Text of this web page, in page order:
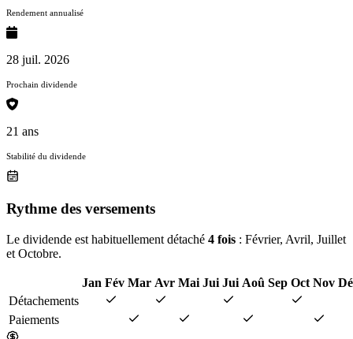
Rendement annualisé
28 juil. 2026
Prochain dividende
21 ans
Stabilité du dividende
Rythme des versements
Le dividende est habituellement détaché 4 fois : Février, Avril, Juillet
et Octobre.
Jan Fév Mar Avr Mai Jui Jui Aoû Sep Oct Nov
Détachements
Paiements